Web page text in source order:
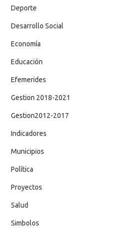
Deporte
Desarrollo Social
Economía
Educación
Efemerides
Gestion 2018-2021
Gestion2012-2017
Indicadores
Municipios
Política
Proyectos
Salud
Simbolos